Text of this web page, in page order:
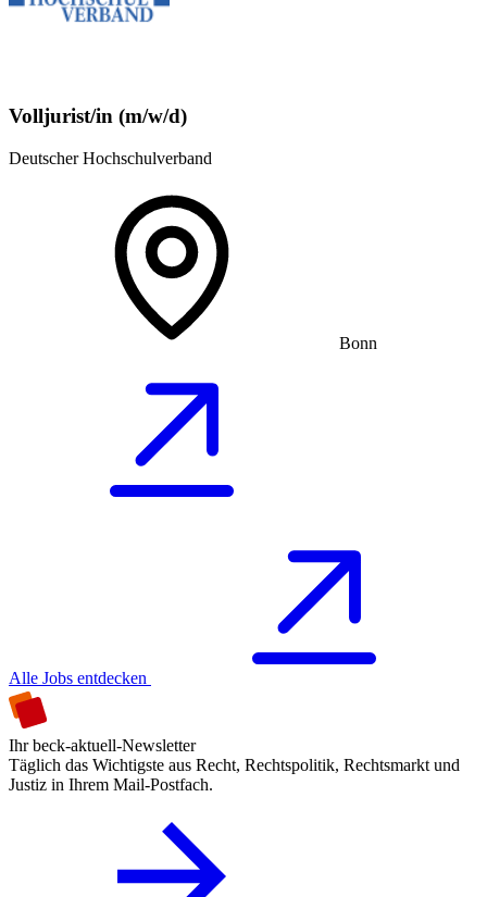
Volljurist/in (m/w/d)
Deutscher Hochschulverband
Bonn
Alle Jobs entdecken
Ihr beck-aktuell-Newsletter
Täglich das Wichtigste aus Recht, Rechtspolitik, Rechtsmarkt und
Justiz in Ihrem Mail-Postfach.